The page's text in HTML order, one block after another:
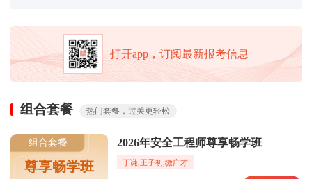
打开app，订阅最新报考信息
组合套餐 热门套餐，过关更轻松
组合套餐
尊享畅学班
2026年安全工程师尊享畅学班
丁谦,王子初,缴广才